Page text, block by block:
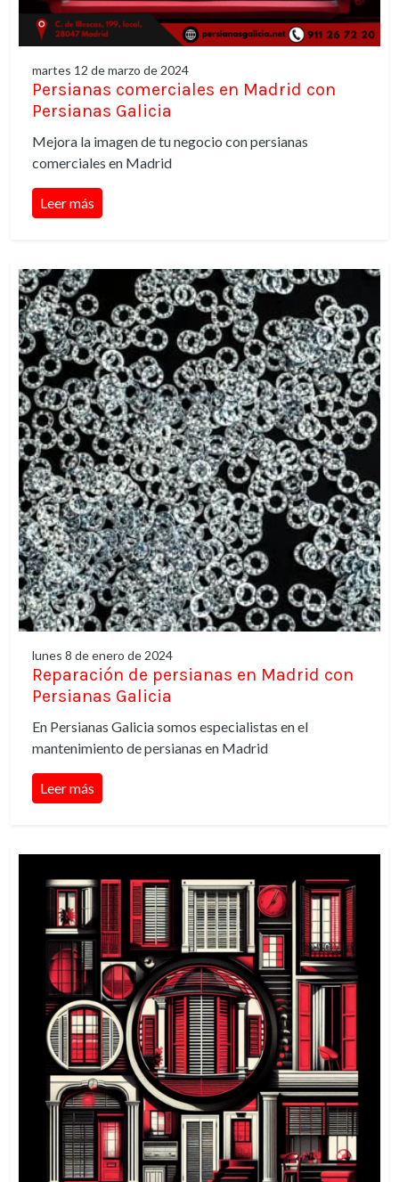
martes 12 de marzo de 2024
Persianas comerciales en Madrid con
Persianas Galicia
Mejora la imagen de tu negocio con persianas
comerciales en Madrid
Leer más
lunes 8 de enero de 2024
Reparación de persianas en Madrid con
Persianas Galicia
En Persianas Galicia somos especialistas en el
mantenimiento de persianas en Madrid
Leer más